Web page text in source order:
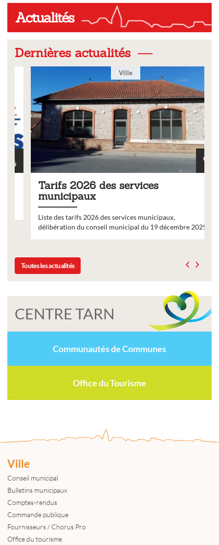
Actualités
Dernières actualités
Tarifs 2026 des services
municipaux
Liste des tarifs 2026 des services municipaux,
délibération du conseil municipal du 19 décembre 2025
Toutes les actualités
CENTRE TARN
Communautés de Communes
Office du Tourisme
Ville
Conseil municipal
Bulletins municipaux
Comptes-rendus
Commande publique
Fournisseurs / Chorus Pro
Office du tourisme